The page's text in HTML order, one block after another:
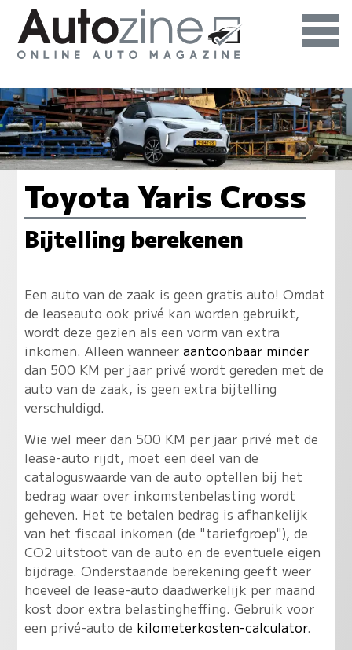
Toyota Yaris Cross
Bijtelling berekenen
Een auto van de zaak is geen gratis auto! Omdat
de leaseauto ook privé kan worden gebruikt,
wordt deze gezien als een vorm van extra
inkomen. Alleen wanneer aantoonbaar minder
dan 500 KM per jaar privé wordt gereden met de
auto van de zaak, is geen extra bijtelling
verschuldigd.
Wie wel meer dan 500 KM per jaar privé met de
lease-auto rijdt, moet een deel van de
cataloguswaarde van de auto optellen bij het
bedrag waar over inkomstenbelasting wordt
geheven. Het te betalen bedrag is afhankelijk
van het fiscaal inkomen (de "tariefgroep"), de
CO2 uitstoot van de auto en de eventuele eigen
bijdrage. Onderstaande berekening geeft weer
hoeveel de lease-auto daadwerkelijk per maand
kost door extra belastingheffing. Gebruik voor
een privé-auto de kilometerkosten-calculator.